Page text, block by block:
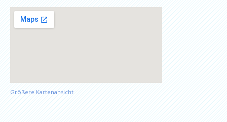
Größere Kartenansicht